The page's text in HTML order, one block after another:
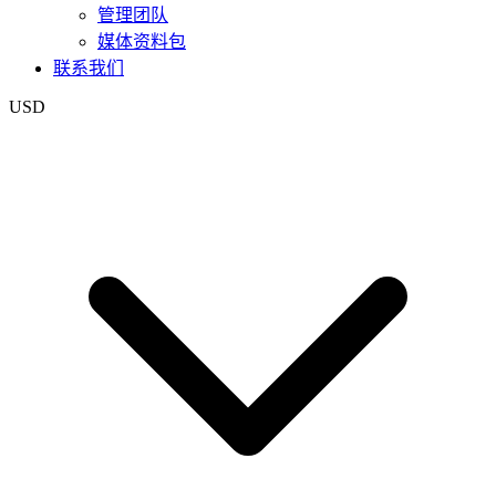
管理团队
媒体资料包
联系我们
USD